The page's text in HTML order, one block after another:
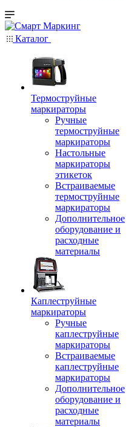
Каталог
Термоструйные
маркираторы
Ручные
термоструйные
маркираторы
Настольные
маркираторы
этикеток
Встраиваемые
термоструйные
маркираторы
Дополнительное
оборудование и
расходные
материалы
Каплеструйные
маркираторы
Ручные
каплеструйные
маркираторы
Встраиваемые
каплеструйные
маркираторы
Дополнительное
оборудование и
расходные
материалы